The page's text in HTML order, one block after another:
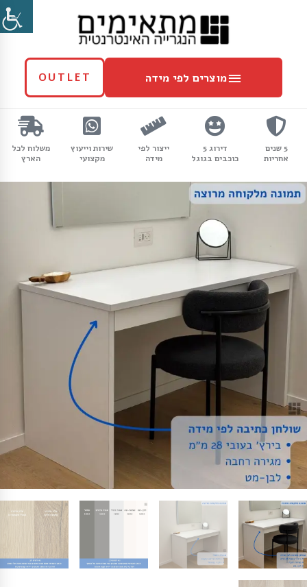
OUTLET
מוצרים
לפי
מידה
מוצרים לפי מידה
5 שנים
אחריות
דירוג 5
כוכבים בגוגל
ייצור לפי
מידה
שירות וייעוץ
מקצועי
משלוח לכל
הארץ